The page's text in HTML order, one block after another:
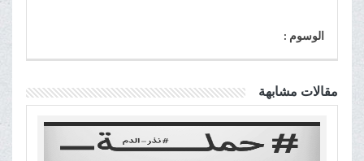
الوسوم :
مقالات مشابهة